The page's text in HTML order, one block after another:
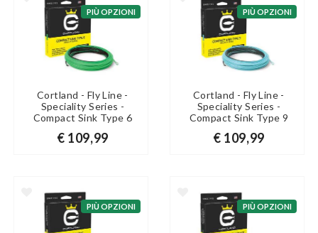
PIÙ OPZIONI
Cortland - Fly Line -
Speciality Series -
Compact Sink Type 6
€ 109,99
PIÙ OPZIONI
Cortland - Fly Line -
Speciality Series -
Compact Sink Type 9
€ 109,99
PIÙ OPZIONI PIÙ OPZIONI